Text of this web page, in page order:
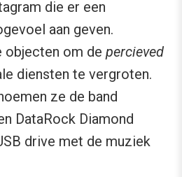
die er een
aan geven.
objecten om de percieved
diensten te vergroten.
ze de band
DataRock Diamond
drive met de muziek